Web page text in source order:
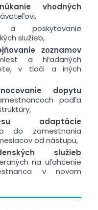
vhodných
poskytovanie
služieb,
zoznamov
a hľadaných
v tlači a iných
dopytu
podľa
adaptácie
do zamestnania
od nástupu,
služieb
na uľahčenie
v novom